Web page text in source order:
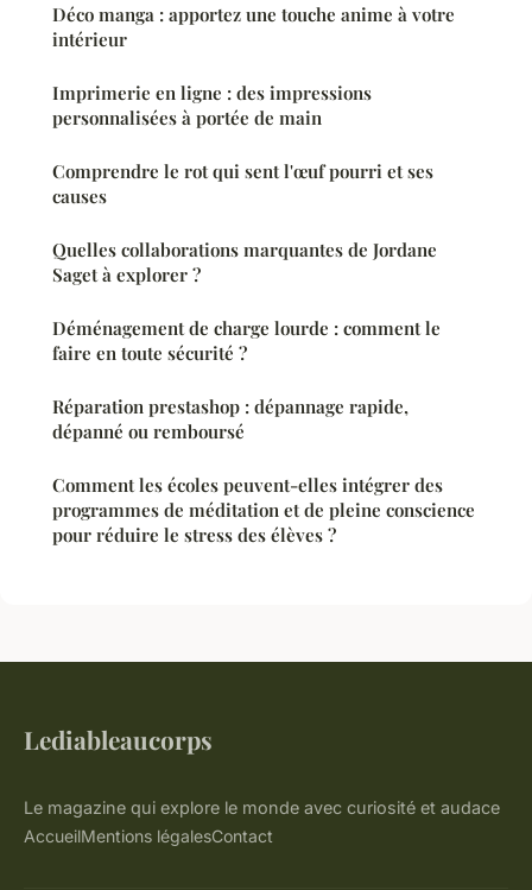
Déco manga : apportez une touche anime à votre
intérieur
Imprimerie en ligne : des impressions
personnalisées à portée de main
Comprendre le rot qui sent l'œuf pourri et ses
causes
Quelles collaborations marquantes de Jordane
Saget à explorer ?
Déménagement de charge lourde : comment le
faire en toute sécurité ?
Réparation prestashop : dépannage rapide,
dépanné ou remboursé
Comment les écoles peuvent-elles intégrer des
programmes de méditation et de pleine conscience
pour réduire le stress des élèves ?
Lediableaucorps
Le magazine qui explore le monde avec curiosité et audace
AccueilMentions légalesContact